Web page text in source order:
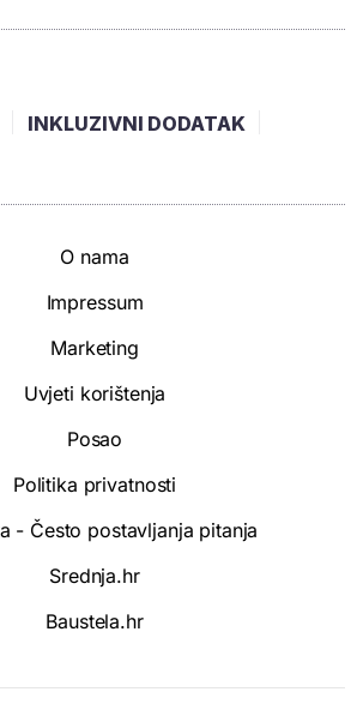
INKLUZIVNI DODATAK
O nama
Impressum
Marketing
Uvjeti korištenja
Posao
Politika privatnosti
- Često postavljanja pitanja
Srednja.hr
Baustela.hr